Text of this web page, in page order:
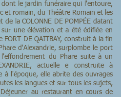
dont le jardin funéraire qui l'entoure,
et romain, du Théâtre Romain et les
la COLONNE DE POMPÉE datant
une élévation et a été édifiée en
DE QAITBAY, construit à la fin
d'Alexandrie, surplombe le port
du Phare suite à un
actuelle e construite à
à l'époque, elle abrite des ouvrages
les langues et sur tous les sujets,
au restaurant en cours de